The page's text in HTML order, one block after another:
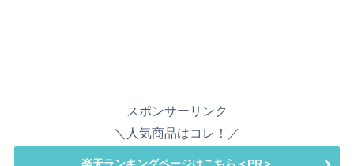
スポンサーリンク
＼人気商品はコレ！／